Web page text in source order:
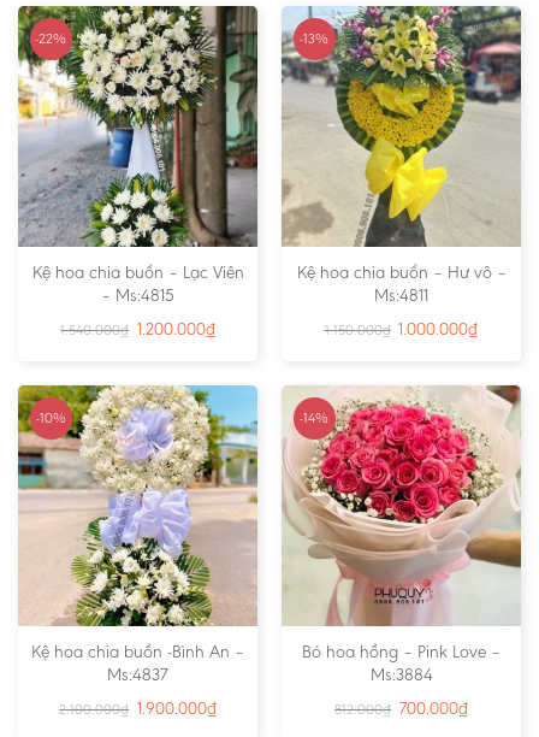
-22%
Kệ hoa chia buồn – Lạc Viên
– Ms:4815
1.540.000₫ 1.200.000₫
-13%
Kệ hoa chia buồn – Hư vô –
Ms:4811
1.150.000₫ 1.000.000₫
-10%
Kệ hoa chia buồn -Bình An –
Ms:4837
2.100.000₫ 1.900.000₫
-14%
Bó hoa hồng – Pink Love –
Ms:3884
812.000₫ 700.000₫